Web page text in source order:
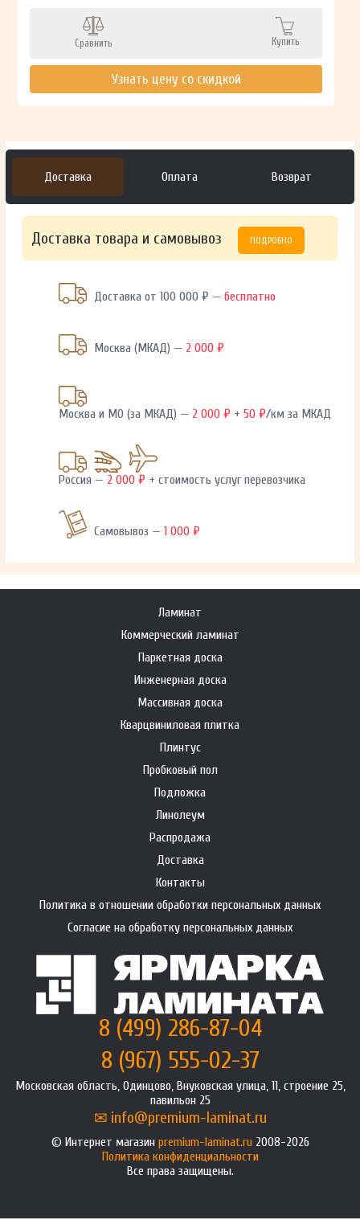
Сравнить Купить
Узнать цену со скидкой
Доставка Оплата Возврат
Доставка товара и самовывоз ПОДРОБНО
Доставка от 100 000 ₽ —бесплатно
Москва (МКАД) — 2 000 ₽
Москва и МО (за МКАД) — 2 000 ₽ +50 ₽/км за МКАД
Россия — 2 000 ₽ + стоимость услуг перевозчика
Самовывоз —1 000 ₽
Ламинат
Коммерческий ламинат
Паркетная доска
Инженерная доска
Массивная доска
Кварцвиниловая плитка
Плинтус
Пробковый пол
Подложка
Линолеум
Распродажа
Доставка
Контакты
Политика в отношении обработки персональных данных
Согласие на обработку персональных данных
8 (499) 286-87-04
8 (967) 555-02-37
Московская область, Одинцово, Внуковская улица, 11, строение 25,
павильон 25
info@premium-laminat.ru
Интернет магазин premium-laminat.ru2008-2026
Политика конфиденциальности
Все права защищены.